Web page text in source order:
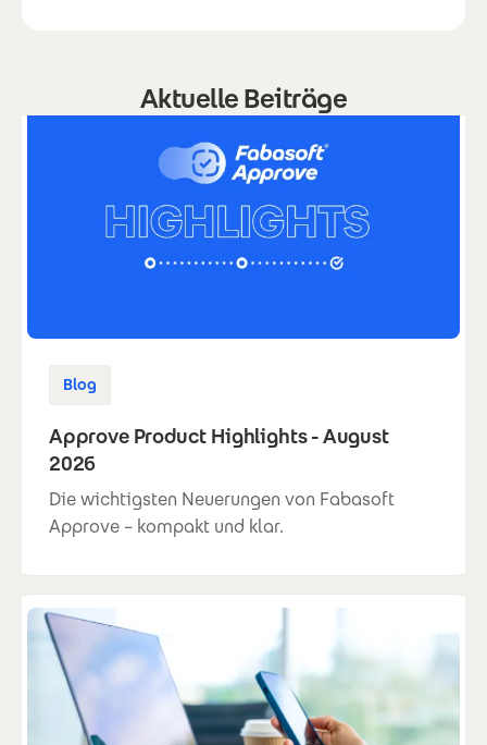
Aktuelle Beiträge
Blog
Approve Product Highlights - August
2026
Die wichtigsten Neuerungen von Fabasoft
Approve – kompakt und klar.